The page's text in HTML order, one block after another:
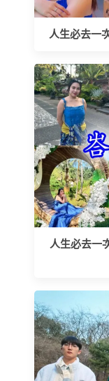
人生必去一
人生必去一